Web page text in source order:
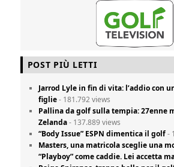
POST PIÙ LETTI
Jarrod Lyle in fin di vita: l’addio con
figlie- 181.792 views
Pallina da golf sulla tempia: 27enne
Zelanda- 137.889 views
“Body Issue” ESPN dimentica il golf-
Masters, una matricola sceglie una
“Playboy” come caddie. Lei accetta